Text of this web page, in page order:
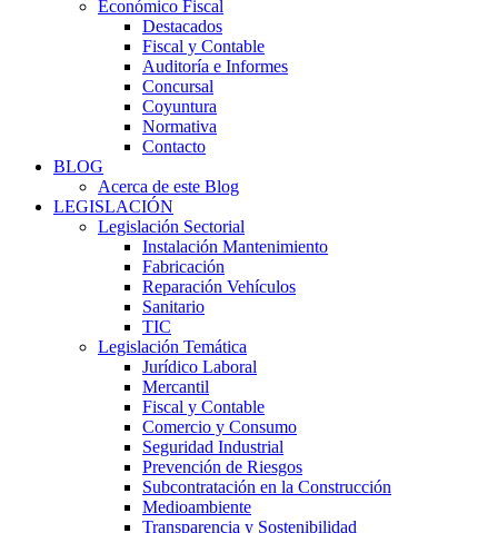
Económico Fiscal
Destacados
Fiscal y Contable
Auditoría e Informes
Concursal
Coyuntura
Normativa
Contacto
BLOG
Acerca de este Blog
LEGISLACIÓN
Legislación Sectorial
Instalación Mantenimiento
Fabricación
Reparación Vehículos
Sanitario
TIC
Legislación Temática
Jurídico Laboral
Mercantil
Fiscal y Contable
Comercio y Consumo
Seguridad Industrial
Prevención de Riesgos
Subcontratación en la Construcción
Medioambiente
Transparencia y Sostenibilidad